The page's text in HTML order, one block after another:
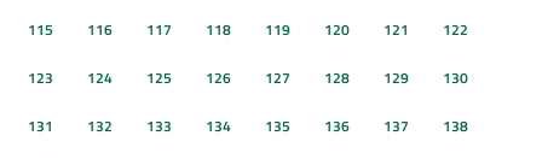
115 116 117 118 119 120 121 122
123 124 125 126 127 128 129 130
131 132 133 134 135 136 137 138